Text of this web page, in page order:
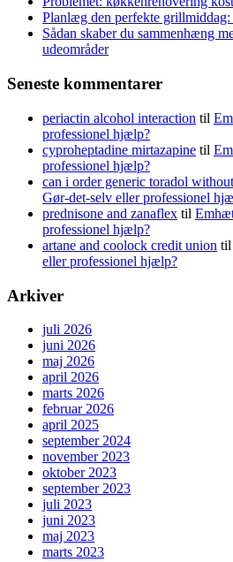
Planlæg den perfekte grillmiddag:
Sådan skaber du sammenhæng
udeområder
Seneste kommentarer
periactin alcohol interaction til
professionel hjælp?
cyproheptadine mirtazapine til
professionel hjælp?
can i order generic toradol
Gør-det-selv eller professionel
prednisone and zanaflex til
professionel hjælp?
artane and coolock credit union til
eller professionel hjælp?
Arkiver
juli 2026
juni 2026
maj 2026
april 2026
marts 2026
februar 2026
april 2025
september 2024
november 2023
oktober 2023
september 2023
juli 2023
juni 2023
maj 2023
marts 2023